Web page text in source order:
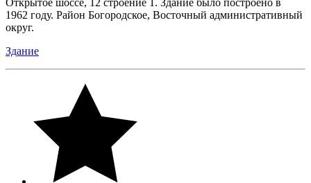
1962 году. Район Богородское, Восточный административный
округ.
Здание